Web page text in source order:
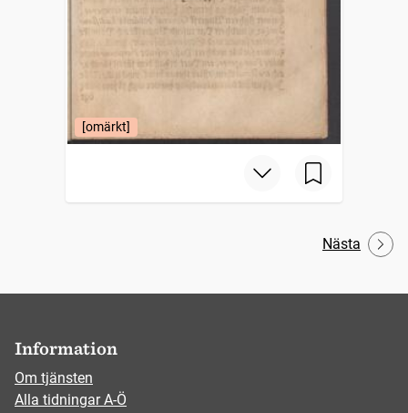
[omärkt]
Nästa
Information
Om tjänsten
Alla tidningar A-Ö